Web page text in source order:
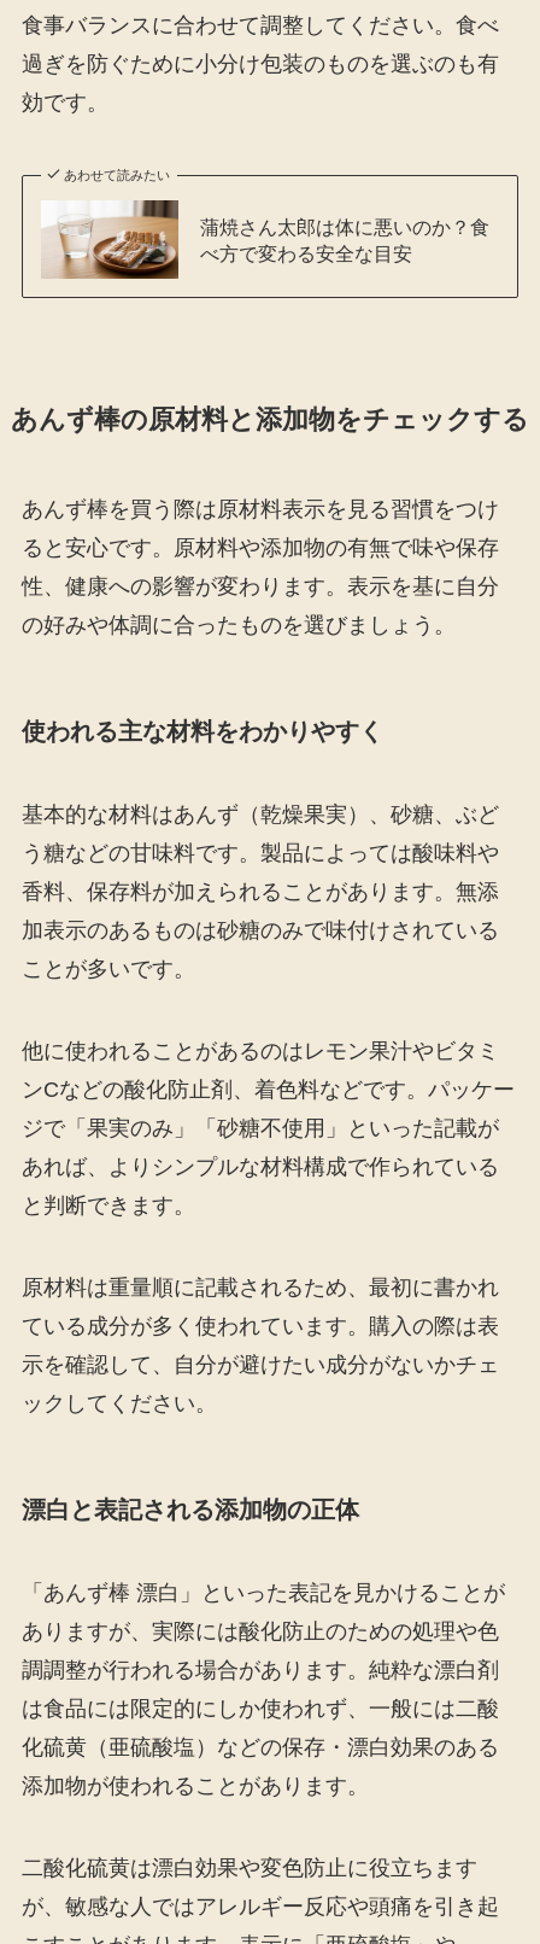
食事バランスに合わせて調整してください。食べ
過ぎを防ぐために小分け包装のものを選ぶのも有
効です。
あわせて読みたい
蒲焼さん太郎は体に悪いのか？食
べ方で変わる安全な目安
あんず棒の原材料と添加物をチェックする
あんず棒を買う際は原材料表示を見る習慣をつけ
ると安心です。原材料や添加物の有無で味や保存
性、健康への影響が変わります。表示を基に自分
の好みや体調に合ったものを選びましょう。
使われる主な材料をわかりやすく
基本的な材料はあんず（乾燥果実）、砂糖、ぶど
う糖などの甘味料です。製品によっては酸味料や
香料、保存料が加えられることがあります。無添
加表示のあるものは砂糖のみで味付けされている
ことが多いです。
他に使われることがあるのはレモン果汁やビタミ
ンCなどの酸化防止剤、着色料などです。パッケー
ジで「果実のみ」「砂糖不使用」といった記載が
あれば、よりシンプルな材料構成で作られている
と判断できます。
原材料は重量順に記載されるため、最初に書かれ
ている成分が多く使われています。購入の際は表
示を確認して、自分が避けたい成分がないかチェ
ックしてください。
漂白と表記される添加物の正体
「あんず棒 漂白」といった表記を見かけることが
ありますが、実際には酸化防止のための処理や色
調調整が行われる場合があります。純粋な漂白剤
は食品には限定的にしか使われず、一般には二酸
化硫黄（亜硫酸塩）などの保存・漂白効果のある
添加物が使われることがあります。
二酸化硫黄は漂白効果や変色防止に役立ちます
が、敏感な人ではアレルギー反応や頭痛を引き起